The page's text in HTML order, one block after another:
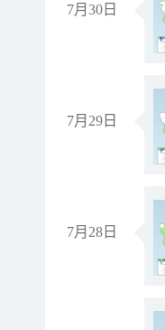
7月30日
7月29日
7月28日